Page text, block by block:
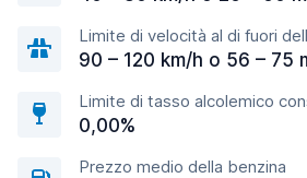
Limite di velocità al di fuori
90 – 120 km/h o 56 – 75
Limite di tasso alcolemico
0,00%
Prezzo medio della benzina